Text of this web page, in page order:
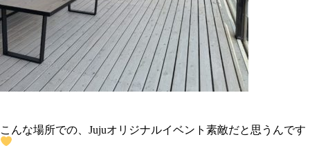
こんな場所での、Jujuオリジナルイベント素敵だと思うんです